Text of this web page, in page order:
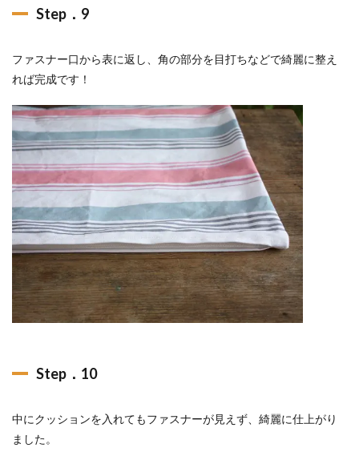
Step．9
ファスナー口から表に返し、角の部分を目打ちなどで綺麗に整え
れば完成です！
Step．10
中にクッションを入れてもファスナーが見えず、綺麗に仕上がり
ました。